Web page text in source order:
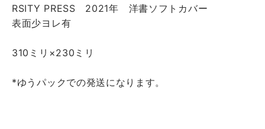
RSITY PRESS 2021年 洋書ソフトカバー
表面少ヨレ有
310ミリ×230ミリ
*ゆうパックでの発送になります。